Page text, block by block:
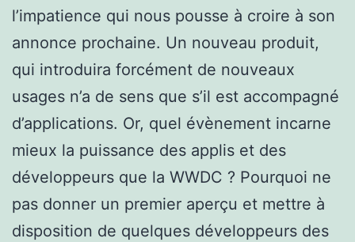
l’impatience qui nous pousse à croire à son
annonce prochaine. Un nouveau produit,
qui introduira forcément de nouveaux
usages n’a de sens que s’il est accompagné
d’applications. Or, quel évènement incarne
mieux la puissance des applis et des
développeurs que la WWDC ? Pourquoi ne
pas donner un premier aperçu et mettre à
disposition de quelques développeurs des